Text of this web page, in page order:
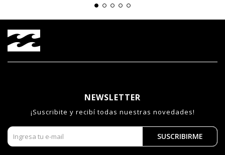
NEWSLETTER
¡Suscribite y recibí todas nuestras novedades!
SUSCRIBIRME